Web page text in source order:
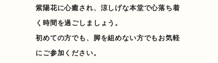
紫陽花に心癒され、涼しげな本堂で心落ち着
く時間を過ごしましょう。
初めての方でも、脚を組めない方でもお気軽
にご参加ください。